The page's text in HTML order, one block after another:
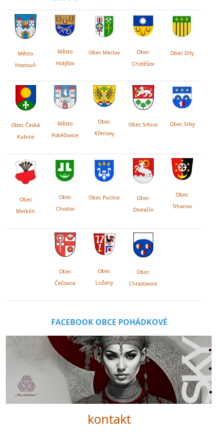
Město
Hostouň
Město
Holýšov
Obec Meclov
Obec
Chotěšov
Obec Díly
Obec Česká
Kubice
Město
Poběžovice
Obec
Křenovy
Obec Srbice Obec Srby
Obec
Merklín
Obec
Chodov
Obec Puclice
Obec
Osvračín
Obec
Trhanov
Obec
Čečovice
Obec
Lužany
Obec
Chrastavice
FACEBOOK OBCE POHÁDKOVÉ
kontakt